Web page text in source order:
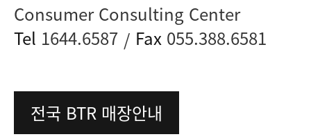
Consumer Consulting Center
Tel 1644.6587 / Fax 055.388.6581
전국 BTR 매장안내